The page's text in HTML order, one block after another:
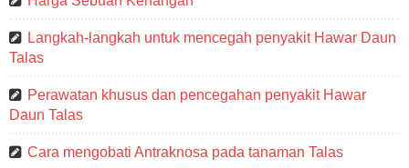
Langkah-langkah untuk mencegah penyakit Hawar Daun
Talas
Perawatan khusus dan pencegahan penyakit Hawar
Daun Talas
Cara mengobati Antraknosa pada tanaman Talas